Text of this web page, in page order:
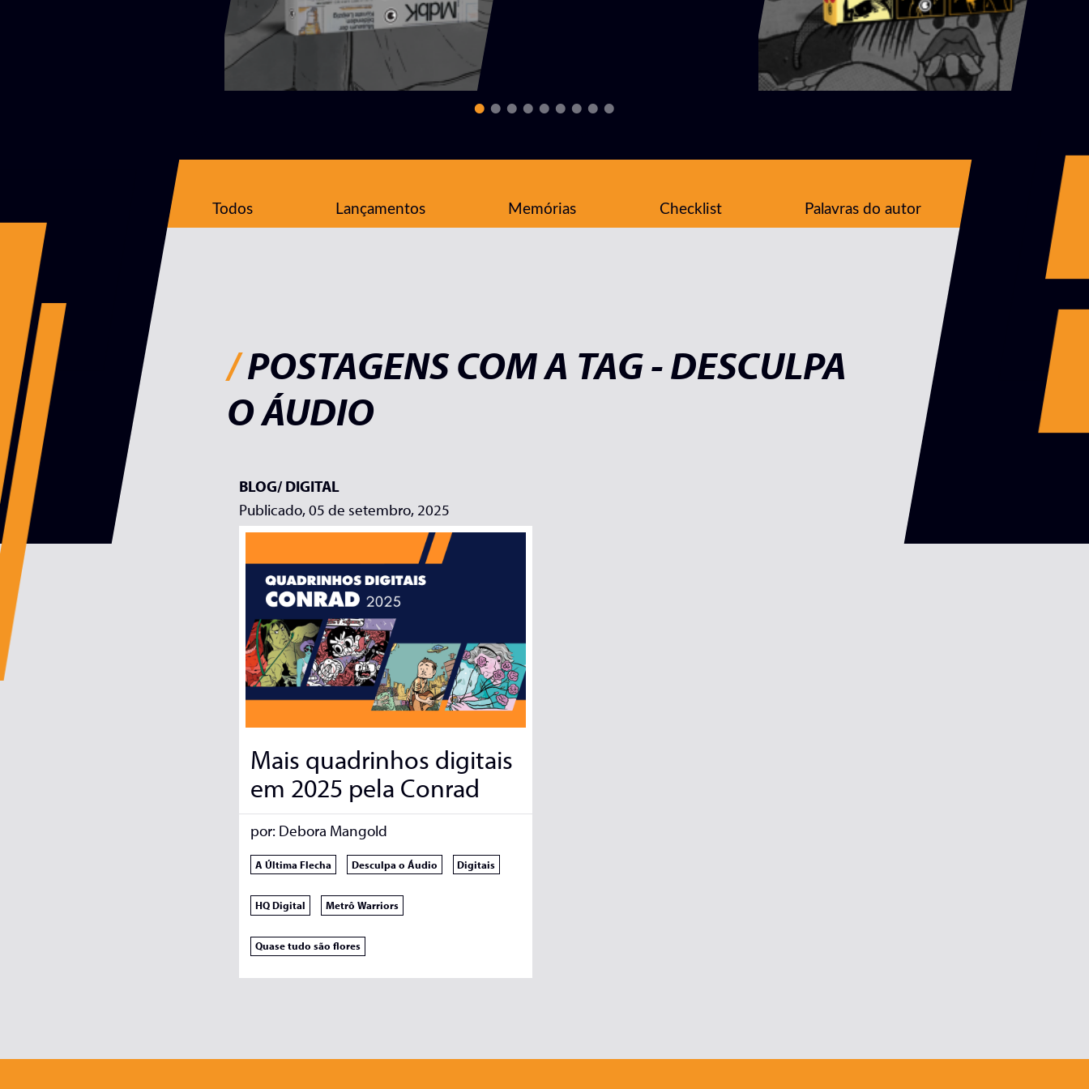
Todos Lançamentos Memórias Checklist Palavras do autor
/POSTAGENS COM A TAG - DESCULPA
O ÁUDIO
BLOG/DIGITAL
Publicado, 05 de setembro, 2025
Mais quadrinhos digitais
em 2025 pela Conrad
por: Debora Mangold
A Última Flecha Desculpa o Áudio Digitais
HQ Digital Metrô Warriors
Quase tudo são flores